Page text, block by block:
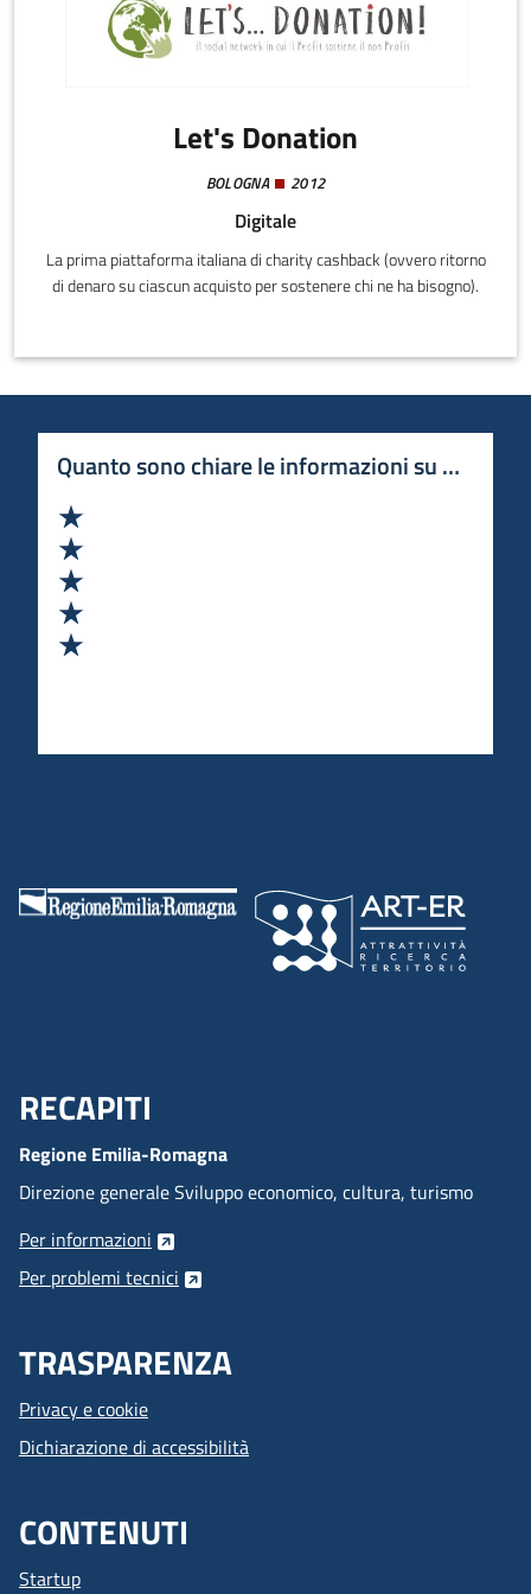
Let's Donation
BOLOGNA 2012
Digitale
La prima piattaforma italiana di charity cashback (ovvero ritorno
di denaro su ciascun acquisto per sostenere chi ne ha bisogno).
Quanto sono chiare le informazioni su questa
Menu Footer
RECAPITI
Regione Emilia-Romagna
Direzione generale Sviluppo economico, cultura, turismo
Per informazioni
Per problemi tecnici
TRASPARENZA
Privacy e cookie
Dichiarazione di accessibilità
CONTENUTI
Startup